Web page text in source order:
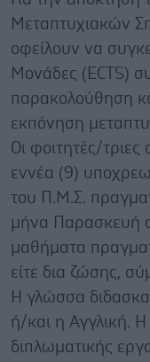
Μεταπτυχιακών
οφείλουν να
Μονάδες (ECTS)
παρακολούθηση
εκπόνηση
Οι φοιτητές/
εννέα (9)
του Π.Μ.Σ.
μήνα Παρασκευή
μαθήματα
είτε δια ζώσης,
Η γλώσσα
ή/και η Αγγλική.
διπλωματικής